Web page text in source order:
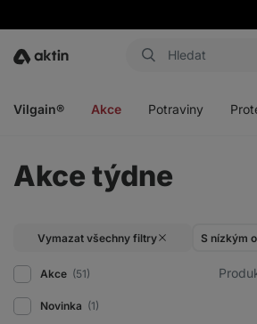
Aktin
Vilgain® Akce Potraviny
Akce týdne
Vymazat všechny filtry S nízkým
Akce (51)
Novinka (1)